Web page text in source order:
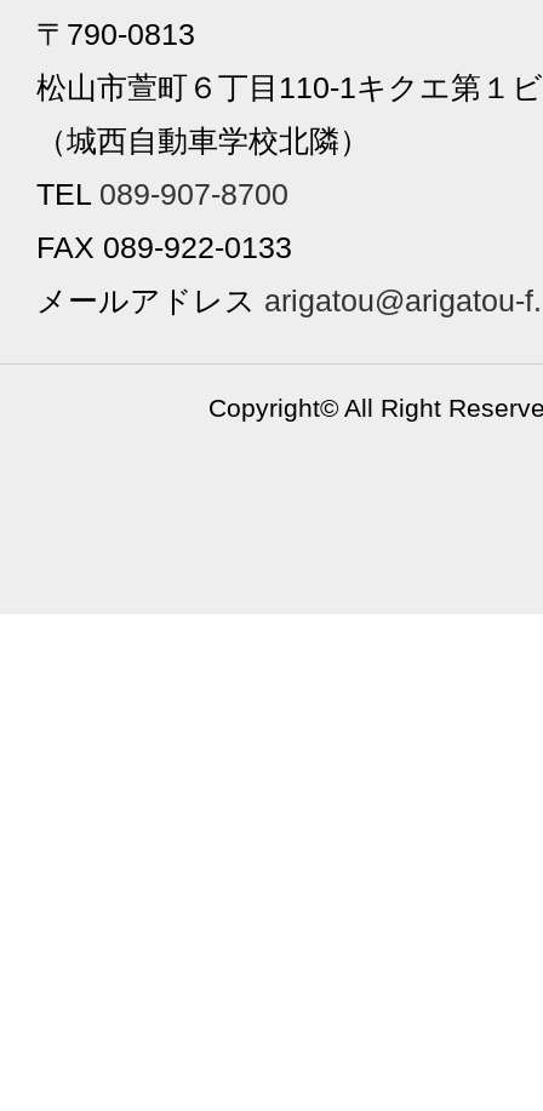
〒790-0813
松山市萱町６丁目110-1キクエ第１
（城西自動車学校北隣）
TEL 089-907-8700
FAX 089-922-0133
メールアドレス arigatou@arigatou-
Copyright© All Right